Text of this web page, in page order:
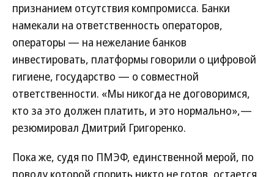
признанием отсутствия компромисса. Банки
намекали на ответственность операторов,
операторы — на нежелание банков
инвестировать, платформы говорили о цифровой
гигиене, государство — о совместной
ответственности. «Мы никогда не договоримся,
кто за это должен платить, и это нормально»,—
резюмировал Дмитрий Григоренко.
Пока же, судя по ПМЭФ, единственной мерой, по
поводу которой спорить никто не готов, остается